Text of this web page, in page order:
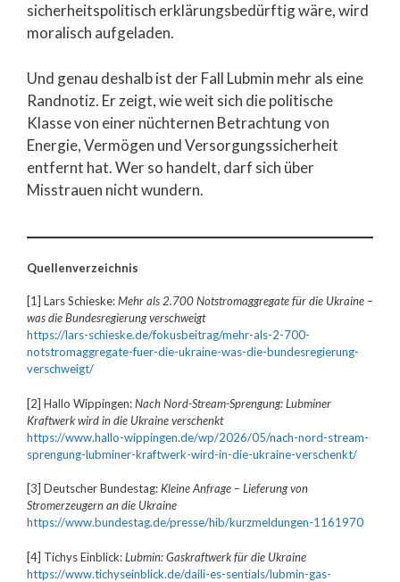
sicherheitspolitisch erklärungsbedürftig wäre, wird
moralisch aufgeladen.
Und genau deshalb ist der Fall Lubmin mehr als eine
Randnotiz. Er zeigt, wie weit sich die politische
Klasse von einer nüchternen Betrachtung von
Energie, Vermögen und Versorgungssicherheit
entfernt hat. Wer so handelt, darf sich über
Misstrauen nicht wundern.
Quellenverzeichnis
[1] Lars Schieske:Mehr als 2.700 Notstromaggregate für die Ukraine –
was die Bundesregierung verschweigt
https://lars-schieske.de/fokusbeitrag/mehr-als-2-700-
notstromaggregate-fuer-die-ukraine-was-die-bundesregierung-
verschweigt/
[2] Hallo Wippingen:Nach Nord-Stream-Sprengung: Lubminer
Kraftwerk wird in die Ukraine verschenkt
https://www.hallo-wippingen.de/wp/2026/05/nach-nord-stream-
sprengung-lubminer-kraftwerk-wird-in-die-ukraine-verschenkt/
[3] Deutscher Bundestag: Kleine Anfrage – Lieferung von
Stromerzeugern an die Ukraine
https://www.bundestag.de/presse/hib/kurzmeldungen-1161970
[4] Tichys Einblick:Lubmin: Gaskraftwerk für die Ukraine
https://www.tichyseinblick.de/daili-es-sentials/lubmin-gas-